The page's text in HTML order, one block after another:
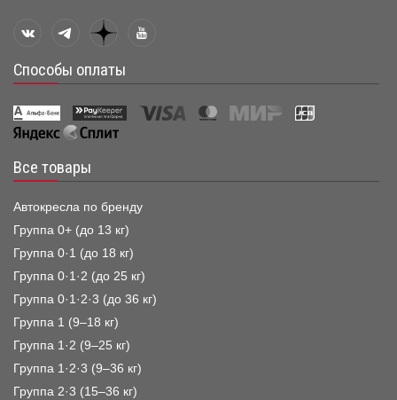
Способы оплаты
Все товары
Автокресла по бренду
Группа 0+ (до 13 кг)
Группа 0·1 (до 18 кг)
Группа 0·1·2 (до 25 кг)
Группа 0·1·2·3 (до 36 кг)
Группа 1 (9–18 кг)
Группа 1·2 (9–25 кг)
Группа 1·2·3 (9–36 кг)
Группа 2·3 (15–36 кг)